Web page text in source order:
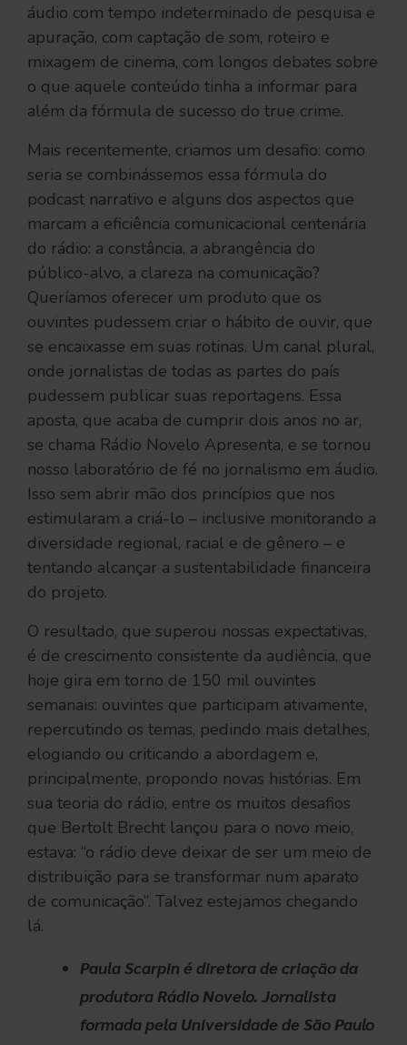
áudio com tempo indeterminado de pesquisa e
apuração, com captação de som, roteiro e
mixagem de cinema, com longos debates sobre
o que aquele conteúdo tinha a informar para
além da fórmula de sucesso do true crime.
Mais recentemente, criamos um desafio: como
seria se combinássemos essa fórmula do
podcast narrativo e alguns dos aspectos que
marcam a eficiência comunicacional centenária
do rádio: a constância, a abrangência do
público-alvo, a clareza na comunicação?
Queríamos oferecer um produto que os
ouvintes pudessem criar o hábito de ouvir, que
se encaixasse em suas rotinas. Um canal plural,
onde jornalistas de todas as partes do país
pudessem publicar suas reportagens. Essa
aposta, que acaba de cumprir dois anos no ar,
se chama Rádio Novelo Apresenta, e se tornou
nosso laboratório de fé no jornalismo em áudio.
Isso sem abrir mão dos princípios que nos
estimularam a criá-lo – inclusive monitorando a
diversidade regional, racial e de gênero – e
tentando alcançar a sustentabilidade financeira
do projeto.
O resultado, que superou nossas expectativas,
é de crescimento consistente da audiência, que
hoje gira em torno de 150 mil ouvintes
semanais: ouvintes que participam ativamente,
repercutindo os temas, pedindo mais detalhes,
elogiando ou criticando a abordagem e,
principalmente, propondo novas histórias. Em
sua teoria do rádio, entre os muitos desafios
que Bertolt Brecht lançou para o novo meio,
estava: “o rádio deve deixar de ser um meio de
distribuição para se transformar num aparato
de comunicação”. Talvez estejamos chegando
lá.
Paula Scarpin é diretora de criação da
produtora Rádio Novelo. Jornalista
formada pela Universidade de São Paulo